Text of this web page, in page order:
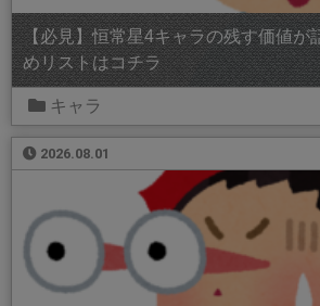
【必見】恒常星4キャラの残す価値が
めリストはコチラ
キャラ
2026.08.01